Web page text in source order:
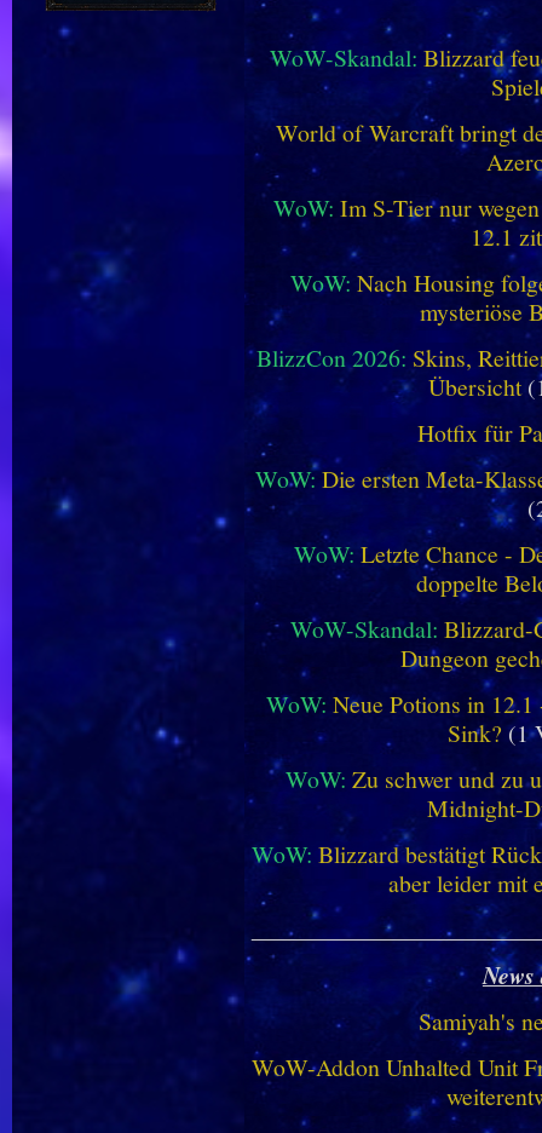
WoW-Skandal: Blizzard
World of Warcraft bringt
WoW: Im S-Tier nur
12.1
WoW: Nach Housing
mysteriöse
BlizzCon 2026: Skins,
Übersicht
Hotfix für
WoW:Die ersten Meta-
WoW: Letzte Chance -
doppelte
WoW-Skandal: Blizzard-
Dungeon
WoW:Neue Potions in
Sink?(1
WoW: Zu schwer und zu
Midnight-
WoW: Blizzard bestätigt
aber leider mit
Samiyah's
WoW-Addon Unhalted Unit